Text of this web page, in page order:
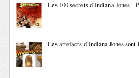
Les 100 secrets d’Indiana Jones
Les artefacts d’Indiana Jones